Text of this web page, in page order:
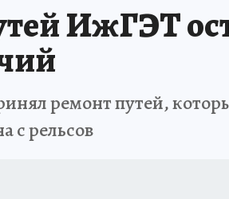
ИжГЭТ
ремонт путей,
с рельсов